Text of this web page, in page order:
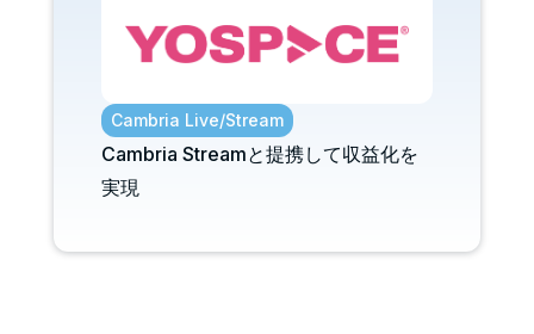
Cambria Live/Stream
Cambria Streamと提携して収益化を
実現